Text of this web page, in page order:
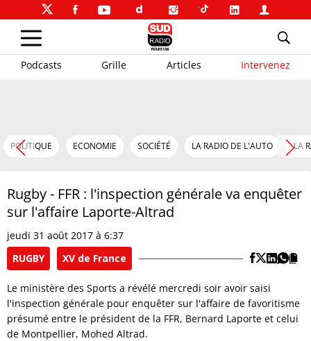
Podcasts Grille Articles Intervenez
POLITIQUE ECONOMIE SOCIÉTÉ LA RADIO DE L'AUTO LA
Rugby - FFR : l'inspection générale va enquêter
sur l'affaire Laporte-Altrad
jeudi 31 août 2017 à 6:37
RUGBY
XV de France
Le ministère des Sports a révélé mercredi soir avoir saisi
l'inspection générale pour enquêter sur l'affaire de favoritisme
présumé entre le président de la FFR, Bernard Laporte et celui
de Montpellier, Mohed Altrad.